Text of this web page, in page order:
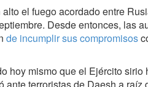
el fuego acordado entre
Desde entonces, las
de incumplir sus compromisos
hoy mismo que el Ejército sirio